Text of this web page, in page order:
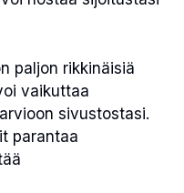
paljon rikkinäisiä
vaikuttaa
sivustostasi.
parantaa